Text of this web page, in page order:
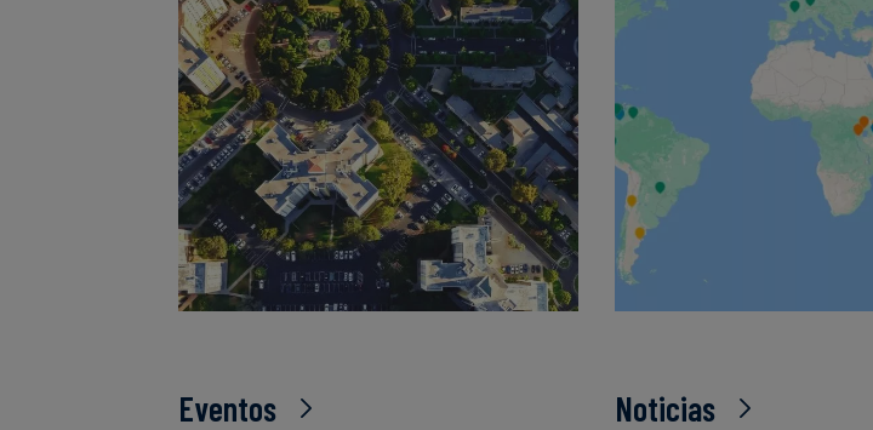
Eventos Noticias
English